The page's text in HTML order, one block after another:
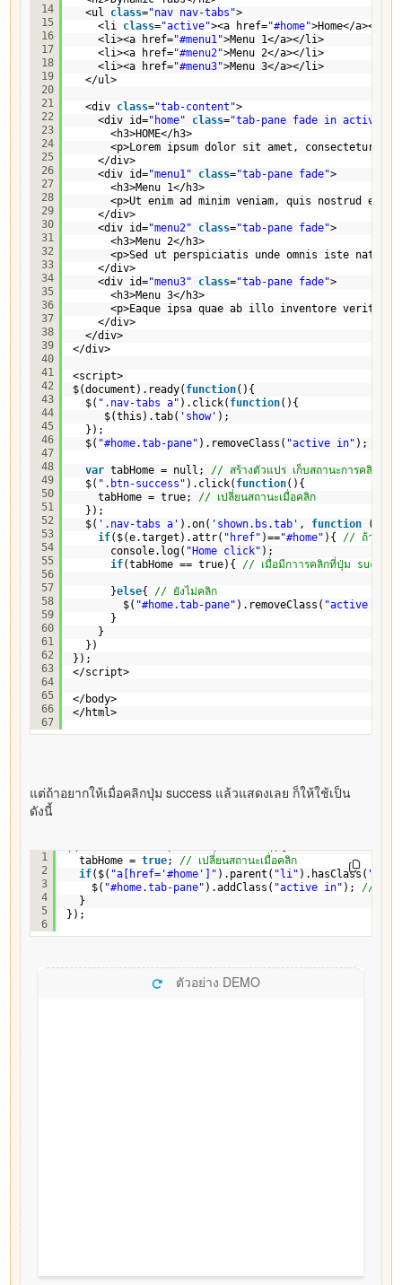
14
15
16
17
18
19
20
21
22
23
24
25
26
27
28
29
30
31
32
33
34
35
36
37
38
39
40
41
42
43
44
45
46
47
48
49
50
51
52
53
54
55
56
57
58
59
60
61
62
63
64
65
66
67
<ul class="nav nav-tabs">
<li class="active"><a href="#home">Home</a></li>
<li><a href="#menu1">Menu 1</a></li>
<li><a href="#menu2">Menu 2</a></li>
<li><a href="#menu3">Menu 3</a></li>
</ul>
<div class="tab-content">
<div id="home" class="tab-pane fade in active"
<h3>HOME</h3>
<p>Lorem ipsum dolor sit amet, consectetur
</div>
<div id="menu1" class="tab-pane fade">
<h3>Menu 1</h3>
<p>Ut enim ad minim veniam, quis nostrud
</div>
<div id="menu2" class="tab-pane fade">
<h3>Menu 2</h3>
<p>Sed ut perspiciatis unde omnis iste natus
</div>
<div id="menu3" class="tab-pane fade">
<h3>Menu 3</h3>
<p>Eaque ipsa quae ab illo inventore
</div>
</div>
</div>
<script>
$(document).ready( function(){
$( ".nav-tabs a" ).click( function(){
$(this).tab( 'show' );
});
$( "#home.tab-pane" ).removeClass( "active in" );
var tabHome = null; // สร้างตัวแปร เก็บสถานะการคลิกที่ปุ่ม
$( ".btn-success" ).click( function(){
tabHome = true; // เปลี่ยนสถานะเมื่อคลิก
});
$( '.nav-tabs a' ).on( 'shown.bs.tab' , function
(e)
if($(e.target).attr( "href" )=="#home" ){ // ถ้าเป็นข
console.log( "Home click" );
if(tabHome == true){ // เมื่อมีกาารคลิกที่ปุ่ม success
}else{ // ยังไม่คลิก
$( "#home.tab-pane" ).removeClass( "active in"
}
}
})
});
</script>
</body>
</html>
แต่ถ้าอยากให้เมื่อคลิกปุ่ม success แล้วแสดงเลย ก็ให้ใช้เป็น
ดังนี้
1
2
3
4
5
6
tabHome = true; // เปลี่ยนสถานะเมื่อคลิก
if($( "a[href='#home']" ).parent( "li" ).hasClass(
$( "#home.tab-pane" ).addClass( "active in" ); // ให้แ
}
});
ตัวอย่าง DEMO